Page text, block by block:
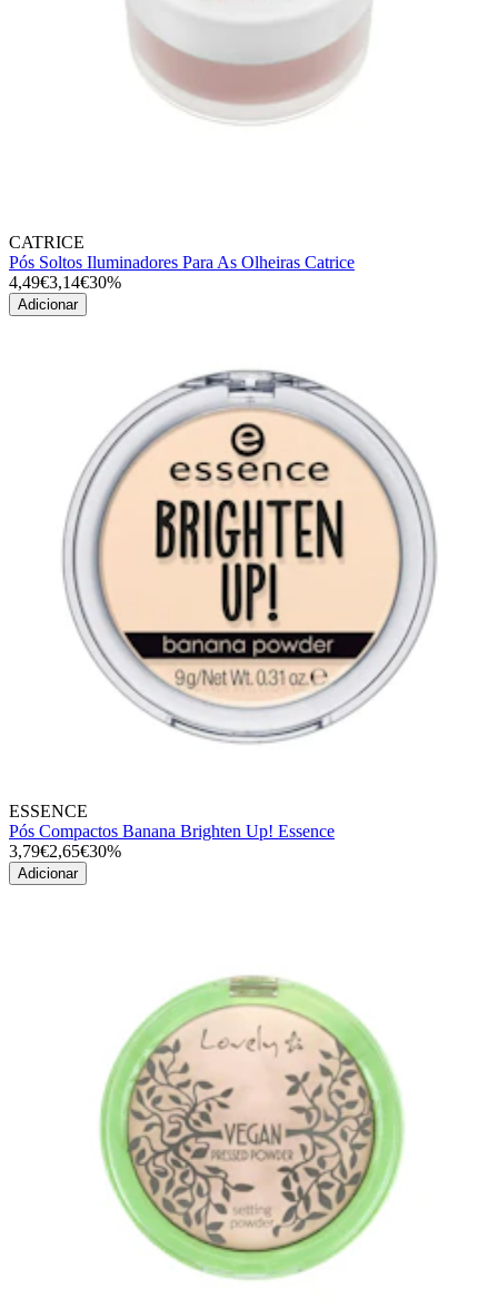
CATRICE
Pós Soltos Iluminadores Para As Olheiras Catrice
4,49€3,14€30%
Adicionar
ESSENCE
Pós Compactos Banana Brighten Up! Essence
3,79€2,65€30%
Adicionar